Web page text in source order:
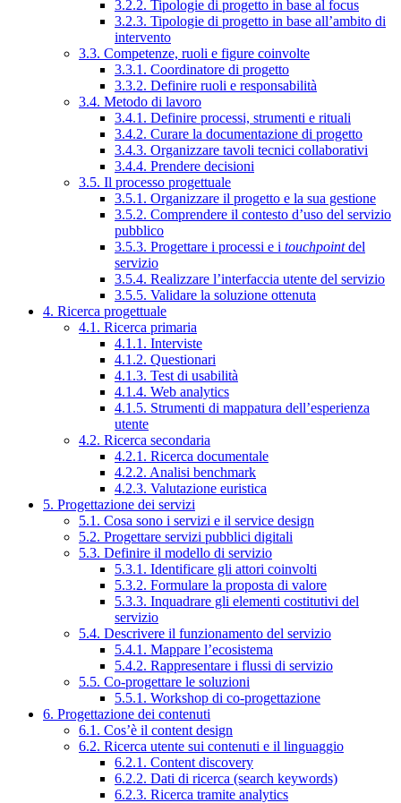
3.2.2. Tipologie di progetto in base al focus
3.2.3. Tipologie di progetto in base all’ambito di
intervento
3.3. Competenze, ruoli e figure coinvolte
3.3.1. Coordinatore di progetto
3.3.2. Definire ruoli e responsabilità
3.4. Metodo di lavoro
3.4.1. Definire processi, strumenti e rituali
3.4.2. Curare la documentazione di progetto
3.4.3. Organizzare tavoli tecnici collaborativi
3.4.4. Prendere decisioni
3.5. Il processo progettuale
3.5.1. Organizzare il progetto e la sua gestione
3.5.2. Comprendere il contesto d’uso del servizio
pubblico
3.5.3. Progettare i processi e i touchpointdel
servizio
3.5.4. Realizzare l’interfaccia utente del servizio
3.5.5. Validare la soluzione ottenuta
4. Ricerca progettuale
4.1. Ricerca primaria
4.1.1. Interviste
4.1.2. Questionari
4.1.3. Test di usabilità
4.1.4. Web analytics
4.1.5. Strumenti di mappatura dell’esperienza
utente
4.2. Ricerca secondaria
4.2.1. Ricerca documentale
4.2.2. Analisi benchmark
4.2.3. Valutazione euristica
5. Progettazione dei servizi
5.1. Cosa sono i servizi e il service design
5.2. Progettare servizi pubblici digitali
5.3. Definire il modello di servizio
5.3.1. Identificare gli attori coinvolti
5.3.2. Formulare la proposta di valore
5.3.3. Inquadrare gli elementi costitutivi del
servizio
5.4. Descrivere il funzionamento del servizio
5.4.1. Mappare l’ecosistema
5.4.2. Rappresentare i flussi di servizio
5.5. Co-progettare le soluzioni
5.5.1. Workshop di co-progettazione
6. Progettazione dei contenuti
6.1. Cos’è il content design
6.2. Ricerca utente sui contenuti e il linguaggio
6.2.1. Content discovery
6.2.2. Dati di ricerca (search keywords)
6.2.3. Ricerca tramite analytics